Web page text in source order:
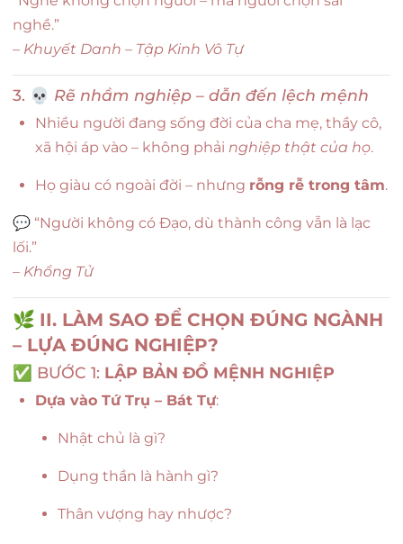
nghề.”
– Khuyết Danh – Tập Kinh Vô Tự
3. 💀 Rẽ nhầm nghiệp – dẫn đến lệch mệnh
Nhiều người đang sống đời của cha mẹ, thầy cô,
xã hội áp vào – không phải nghiệp thật của họ.
Họ giàu có ngoài đời – nhưng rỗng rễ trong tâm.
💬 “Người không có Đạo, dù thành công vẫn là lạc
lối.”
– Khổng Tử
🌿 II. LÀM SAO ĐỂ CHỌN ĐÚNG NGÀNH
– LỰA ĐÚNG NGHIỆP?
✅ BƯỚC 1: LẬP BẢN ĐỒ MỆNH NGHIỆP
Dựa vào Tứ Trụ – Bát Tự:
Nhật chủ là gì?
Dụng thần là hành gì?
Thân vượng hay nhược?